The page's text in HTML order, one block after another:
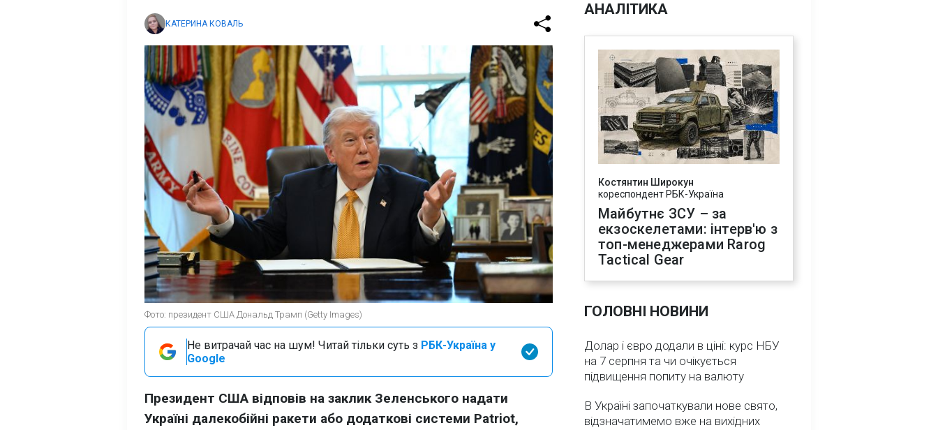
КАТЕРИНА КОВАЛЬ
Фото: президент США Дональд Трамп (Getty Images)
Не витрачай час на шум! Читай тільки суть з РБК-Україна у
Google
Президент США відповів на заклик Зеленського надати
Україні далекобійні ракети або додаткові системи Patriot,
АНАЛІТИКА
Костянтин Широкун
кореспондент РБК-Україна
Майбутнє ЗСУ – за
екзоскелетами: інтерв'ю з
топ-менеджерами Rarog
Tactical Gear
ГОЛОВНІ НОВИНИ
Долар і євро додали в ціні: курс НБУ
на 7 серпня та чи очікується
підвищення попиту на валюту
В Україні започаткували нове свято,
відзначатимемо вже на вихідних